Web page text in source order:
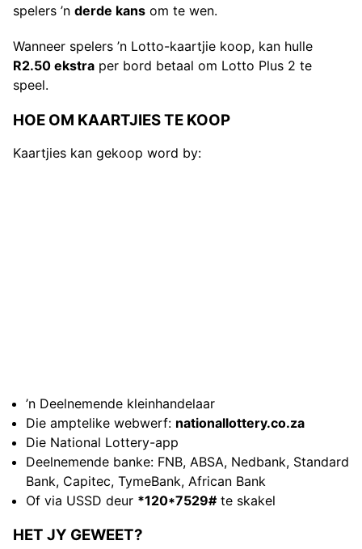
spelers ’n derde kans om te wen.
Wanneer spelers ’n Lotto-kaartjie koop, kan hulle
R2.50 ekstra per bord betaal om Lotto Plus 2 te
speel.
HOE OM KAARTJIES TE KOOP
Kaartjies kan gekoop word by:
’n Deelnemende kleinhandelaar
Die amptelike webwerf: nationallottery.co.za
Die National Lottery-app
Deelnemende banke: FNB, ABSA, Nedbank, Standard
Bank, Capitec, TymeBank, African Bank
Of via USSD deur *120*7529#te skakel
HET JY GEWEET?